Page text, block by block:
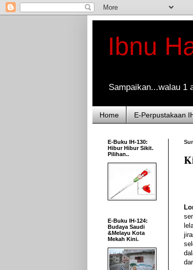
Ibnu
Sampaikan...walau 1
Home E-Perpustakaan
E-Buku IH-130:
Hibur Hibur Sikit.
Pilihan..
E-Buku IH-124:
Budaya Saudi
&Melayu Kota
Mekah Kini.